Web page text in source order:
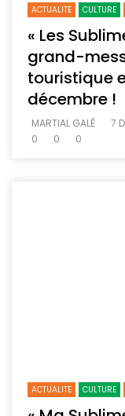
ACTUALITE CULTURE
« Les
grand-
touristique
décembre !
MARTIAL GALÉ
7
0
0 0
ACTUALITE CULTURE